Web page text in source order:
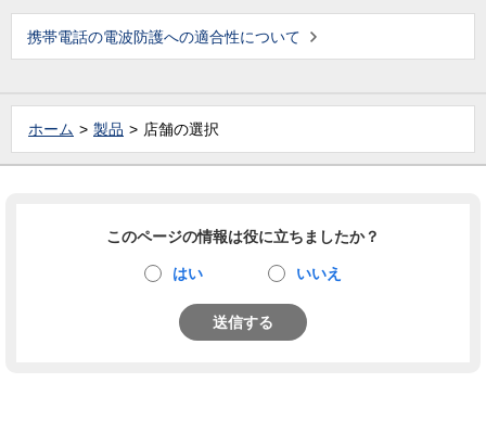
携帯電話の電波防護への適合性について
ホーム 製品 店舗の選択
このページの情報は役に立ちましたか？
はい いいえ
送信する